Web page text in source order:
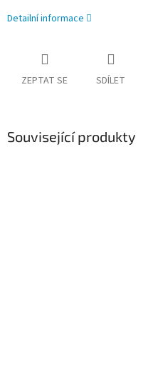
Detailní informace
ZEPTAT SE SDÍLET
Související produkty